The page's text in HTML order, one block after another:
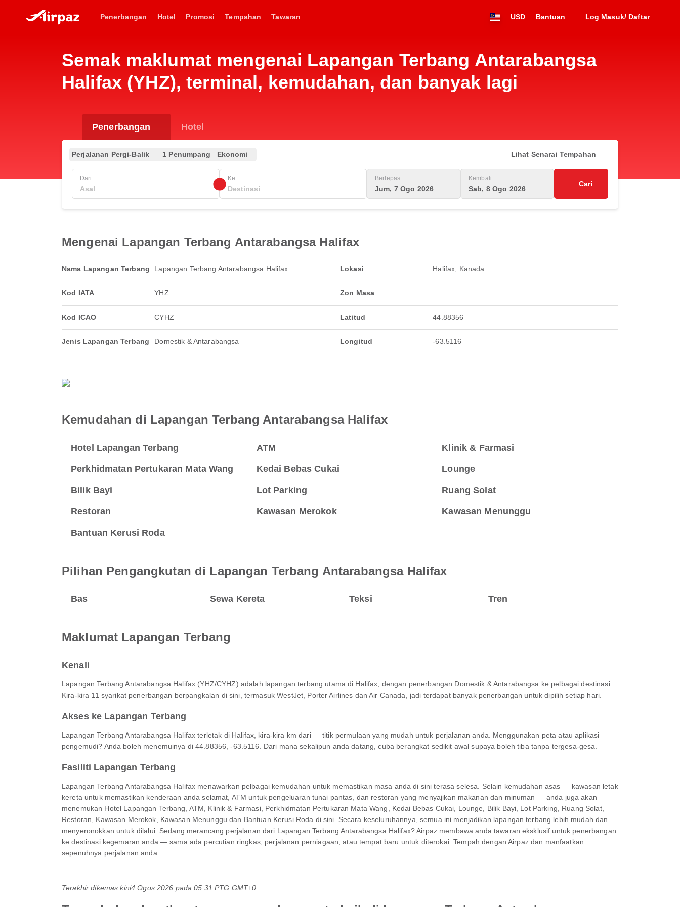
Penerbangan Hotel Promosi Tempahan Tawaran USD Bantuan Log Masuk/ Daftar
Semak maklumat mengenai Lapangan Terbang Antarabangsa
Halifax (YHZ), terminal, kemudahan, dan banyak lagi
Penerbangan Hotel
Perjalanan Pergi-Balik 1 Penumpang Ekonomi Lihat Senarai Tempahan
Dari Ke Berlepas
Jum, 7 Ogo 2026
Kembali
Sab, 8 Ogo 2026
Cari
Mengenai Lapangan Terbang Antarabangsa Halifax
Nama Lapangan Terbang Lapangan Terbang Antarabangsa Halifax
Kod IATA YHZ
Kod ICAO CYHZ
Jenis Lapangan Terbang Domestik & Antarabangsa
Lokasi Halifax, Kanada
Zon Masa
Latitud 44.88356
Longitud -63.5116
Kemudahan di Lapangan Terbang Antarabangsa Halifax
Hotel Lapangan Terbang ATM Klinik & Farmasi
Perkhidmatan Pertukaran Mata Wang Kedai Bebas Cukai Lounge
Bilik Bayi Lot Parking Ruang Solat
Restoran Kawasan Merokok Kawasan Menunggu
Bantuan Kerusi Roda
Pilihan Pengangkutan di Lapangan Terbang Antarabangsa Halifax
Bas Sewa Kereta Teksi Tren
Maklumat Lapangan Terbang
Kenali
Lapangan Terbang Antarabangsa Halifax (YHZ/CYHZ) adalah lapangan terbang utama di Halifax, dengan penerbangan Domestik & Antarabangsa ke pelbagai destinasi.
Kira-kira 11 syarikat penerbangan berpangkalan di sini, termasuk WestJet, Porter Airlines dan Air Canada, jadi terdapat banyak penerbangan untuk dipilih setiap hari.
Akses ke Lapangan Terbang
Lapangan Terbang Antarabangsa Halifax terletak di Halifax, kira-kira km dari — titik permulaan yang mudah untuk perjalanan anda. Menggunakan peta atau aplikasi
pengemudi? Anda boleh menemuinya di 44.88356, -63.5116. Dari mana sekalipun anda datang, cuba berangkat sedikit awal supaya boleh tiba tanpa tergesa-gesa.
Fasiliti Lapangan Terbang
Lapangan Terbang Antarabangsa Halifax menawarkan pelbagai kemudahan untuk memastikan masa anda di sini terasa selesa. Selain kemudahan asas — kawasan letak
kereta untuk memastikan kenderaan anda selamat, ATM untuk pengeluaran tunai pantas, dan restoran yang menyajikan makanan dan minuman — anda juga akan
menemukan Hotel Lapangan Terbang, ATM, Klinik & Farmasi, Perkhidmatan Pertukaran Mata Wang, Kedai Bebas Cukai, Lounge, Bilik Bayi, Lot Parking, Ruang Solat,
Restoran, Kawasan Merokok, Kawasan Menunggu dan Bantuan Kerusi Roda di sini. Secara keseluruhannya, semua ini menjadikan lapangan terbang lebih mudah dan
menyeronokkan untuk dilalui. Sedang merancang perjalanan dari Lapangan Terbang Antarabangsa Halifax? Airpaz membawa anda tawaran eksklusif untuk penerbangan
ke destinasi kegemaran anda — sama ada percutian ringkas, perjalanan perniagaan, atau tempat baru untuk diterokai. Tempah dengan Airpaz dan manfaatkan
sepenuhnya perjalanan anda.
Terakhir dikemas kini4 Ogos 2026 pada 05:31 PTG GMT+0